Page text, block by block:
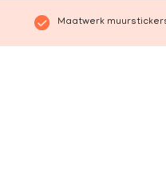
Maatwerk